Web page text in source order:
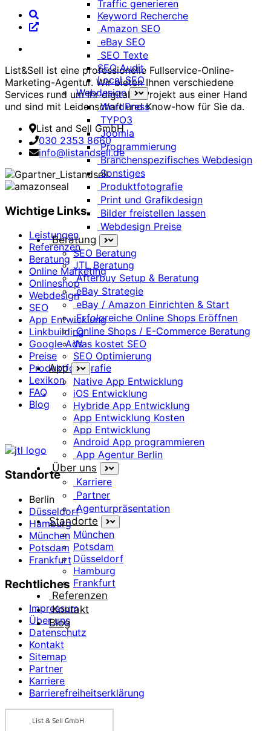
Traffic generieren
Keyword Recherche
Amazon SEO
eBay SEO
SEO Texte
SEO Audit
Local SEO
Webdesign
WordPress
TYPO3
Joomla
Programmierung
Branchenspezifisches Webdesign
Sonstiges
Produktfotografie
Print und Grafikdesign
Bilder freistellen lassen
Webdesign Preise
Beratung
SEO Beratung
JTL Beratung
Afterbuy Setup & Beratung
eBay Strategie
eBay / Amazon Einrichten & Start
Erfolgreiche Online Shops Eröffnen
Online Shops / E-Commerce Beratung
Was kostet SEO
SEO Optimierung
App
Native App Entwicklung
iOS Entwicklung
Hybride App Entwicklung
App Entwicklung Kosten
App Entwicklung
Android App programmieren
App Agentur Berlin
Über uns
Karriere
Partner
Agenturpräsentation
Standorte
München
Potsdam
Düsseldorf
Hamburg
Frankfurt
Referenzen
Kontakt
Blog
List&Sell ist eine professionelle Fullservice-Online-
Marketing-Agentur. Wir bieten Ihnen verschiedene
Services rund um Ihr digitales Projekt aus einer Hand
und sind mit Leidenschaft und Know-how für Sie da.
List and Sell GmbH
030 2353 8660
info@listandsell.de
Wichtige Links
Leistungen
Referenzen
Beratung
Online Marketing
Onlineshop
Webdesign
SEO
App Entwicklung
Linkbuilding
Google Ads
Preise
Produktfotografie
Lexikon
FAQ
Blog
Standorte
Berlin
Düsseldorf
Hamburg
München
Potsdam
Frankfurt
Rechtliches
Impressum
Über uns
Datenschutz
Kontakt
Sitemap
Partner
Karriere
Barrierefreiheitserklärung